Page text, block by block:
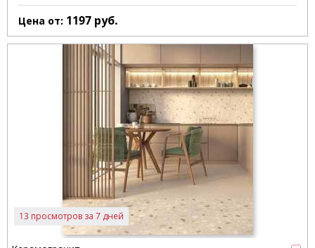
Цена от: 1197 руб.
13 просмотров за 7 дней